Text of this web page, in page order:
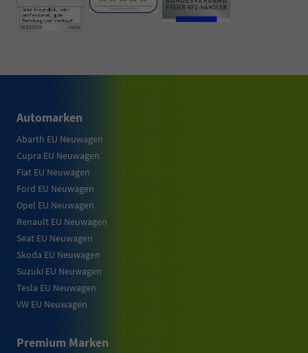
Automarken
Abarth EU Neuwagen
Cupra EU Neuwagen
Fiat EU Neuwagen
Ford EU Neuwagen
Opel EU Neuwagen
Renault EU Neuwagen
Seat EU Neuwagen
Skoda EU Neuwagen
Suzuki EU Neuwagen
Tesla EU Neuwagen
VW EU Neuwagen
Premium Marken